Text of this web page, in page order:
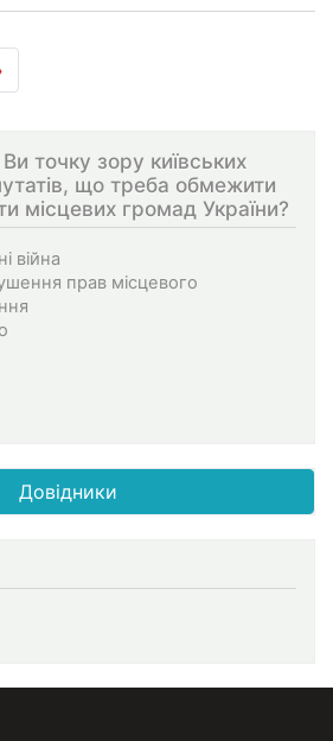
точку зору київських
що треба обмежити
місцевих громад України?
війна
прав місцевого
Довідники